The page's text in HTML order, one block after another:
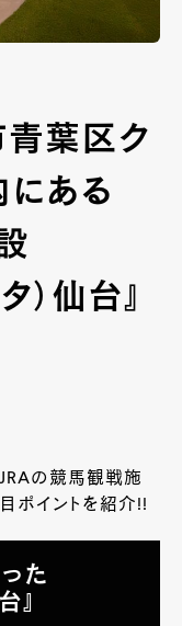
青葉区ク
にある
）仙台』
の競馬観戦施
ポイントを紹介!!
た
』